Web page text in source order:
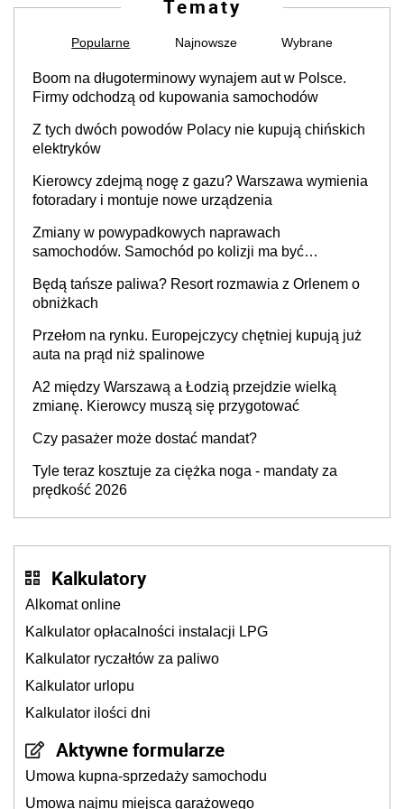
Tematy
Popularne Najnowsze Wybrane
Boom na długoterminowy wynajem aut w Polsce.
Firmy odchodzą od kupowania samochodów
Z tych dwóch powodów Polacy nie kupują chińskich
elektryków
Kierowcy zdejmą nogę z gazu? Warszawa wymienia
fotoradary i montuje nowe urządzenia
Zmiany w powypadkowych naprawach
samochodów. Samochód po kolizji ma być
producenta
Będą tańsze paliwa? Resort rozmawia z Orlenem o
obniżkach
Przełom na rynku. Europejczycy chętniej kupują już
auta na prąd niż spalinowe
A2 między Warszawą a Łodzią przejdzie wielką
zmianę. Kierowcy muszą się przygotować
Czy pasażer może dostać mandat?
Tyle teraz kosztuje za ciężka noga - mandaty za
prędkość 2026
Kalkulatory
Alkomat online
Kalkulator opłacalności instalacji LPG
Kalkulator ryczałtów za paliwo
Kalkulator urlopu
Kalkulator ilości dni
Aktywne formularze
Umowa kupna-sprzedaży samochodu
Umowa najmu miejsca garażowego